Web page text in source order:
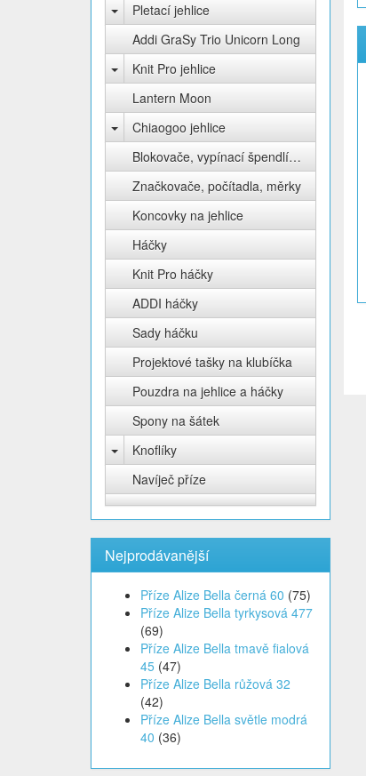
Pletací jehlice
Addi GraSy Trio Unicorn Long
Knit Pro jehlice
Lantern Moon
Chiaogoo jehlice
Blokovače, vypínací špendlíky Knit Pro
Značkovače, počítadla, měrky
Koncovky na jehlice
Háčky
Knit Pro háčky
ADDI háčky
Sady háčku
Projektové tašky na klubíčka
Pouzdra na jehlice a háčky
Spony na šátek
Knoflíky
Navíječ příze
Nejprodávanější
Příze Alize Bella černá 60 (75)
Příze Alize Bella tyrkysová 477
(69)
Příze Alize Bella tmavě fialová
45 (47)
Příze Alize Bella růžová 32
(42)
Příze Alize Bella světle modrá
40 (36)